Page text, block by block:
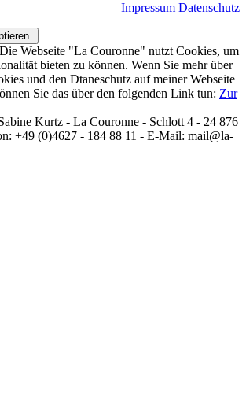
Impressum Datenschutz
Webseite "La Couronne" nutzt Cookies, um
bieten zu können. Wenn Sie mehr über
und den Dtaneschutz auf meiner Webseite
Sie das über den folgenden Link tun: Zur
Kurtz - La Couronne - Schlott 4 - 24 876
+49 (0)4627 - 184 88 11 - E-Mail: mail@la-